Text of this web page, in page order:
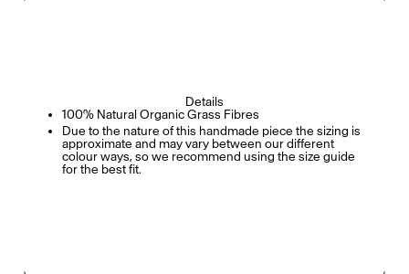
Details
100% Natural Organic Grass Fibres
Due to the nature of this handmade piece the sizing is
approximate and may vary between our different
colour ways, so we recommend using the size guide
for the best fit.